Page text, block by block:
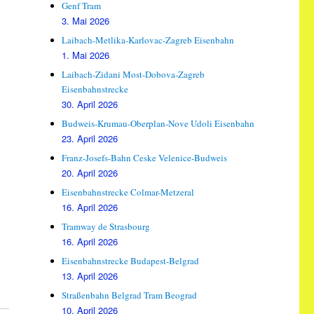
Genf Tram
3. Mai 2026
Laibach-Metlika-Karlovac-Zagreb Eisenbahn
1. Mai 2026
Laibach-Zidani Most-Dobova-Zagreb
Eisenbahnstrecke
30. April 2026
Budweis-Krumau-Oberplan-Nove Udoli Eisenbahn
23. April 2026
Franz-Josefs-Bahn Ceske Velenice-Budweis
20. April 2026
Eisenbahnstrecke Colmar-Metzeral
16. April 2026
Tramway de Strasbourg
16. April 2026
Eisenbahnstrecke Budapest-Belgrad
13. April 2026
Straßenbahn Belgrad Tram Beograd
10. April 2026